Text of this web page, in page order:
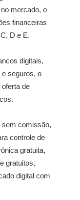
mercado, o
financeiras
D e E.
digitais,
seguros, o
de
sem comissão,
controle de
gratuita,
gratuitos,
digital com